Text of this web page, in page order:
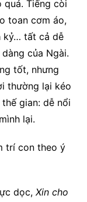
quá. Tiếng còi
toan cơm áo,
kỷ… tất cả dễ
của Ngài.
tốt, nhưng
thường lại kéo
gian: dễ nổi
lại.
trí con theo ý
dọc, Xin cho